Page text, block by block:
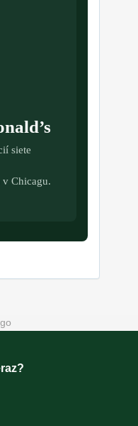
siete
v Chicagu.